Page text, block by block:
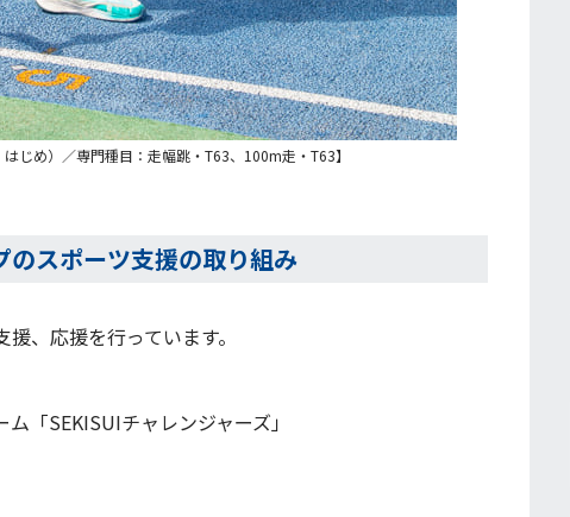
じめ）／専門種目：走幅跳・T63、100m走・T63】
のスポーツ支援の取り組み
、応援を行っています。
「SEKISUIチャレンジャーズ」